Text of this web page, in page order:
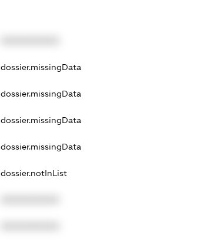
dossier.missingData
dossier.missingData
dossier.missingData
dossier.missingData
dossier.notInList